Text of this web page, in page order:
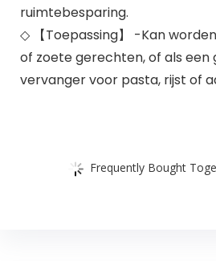
ruimtebesparing.
◇ 【Toepassing】 -Kan
of zoete gerechten, of als een
vervanger voor pasta, rijst of
Frequently Bought